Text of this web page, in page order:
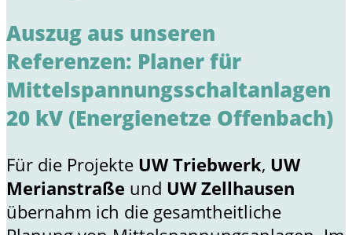
Auszug aus unseren
Referenzen: Planer für
Mittelspannungsschaltanlagen
20 kV (Energienetze Offenbach)
Für die Projekte UW Triebwerk, UW
Merianstraße und UW Zellhausen
übernahm ich die gesamtheitliche